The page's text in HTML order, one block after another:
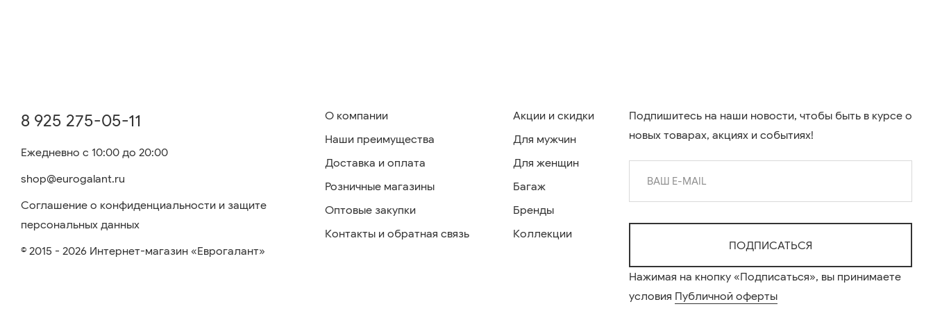
8 925 275-05-11
Ежедневно с 10:00 до 20:00
shop@eurogalant.ru
Соглашение о конфиденциальности и защите
персональных данных
© 2015 - 2026 Интернет-магазин «Еврогалант»
О компании
Наши преимущества
Доставка и оплата
Розничные магазины
Оптовые закупки
Контакты и обратная связь
Акции и скидки
Для мужчин
Для женщин
Багаж
Бренды
Коллекции
Подпишитесь на наши новости, чтобы быть в курсе о
новых товарах, акциях и событиях!
Нажимая на кнопку «Подписаться», вы принимаете
условия Публичной оферты